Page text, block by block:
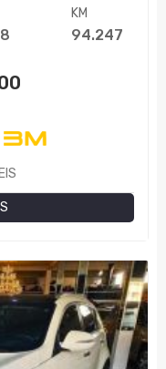
KM
94.247